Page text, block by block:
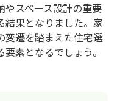
やスペース設計の重要
結果となりました。家
変遷を踏まえた住宅選
素となるでしょう。